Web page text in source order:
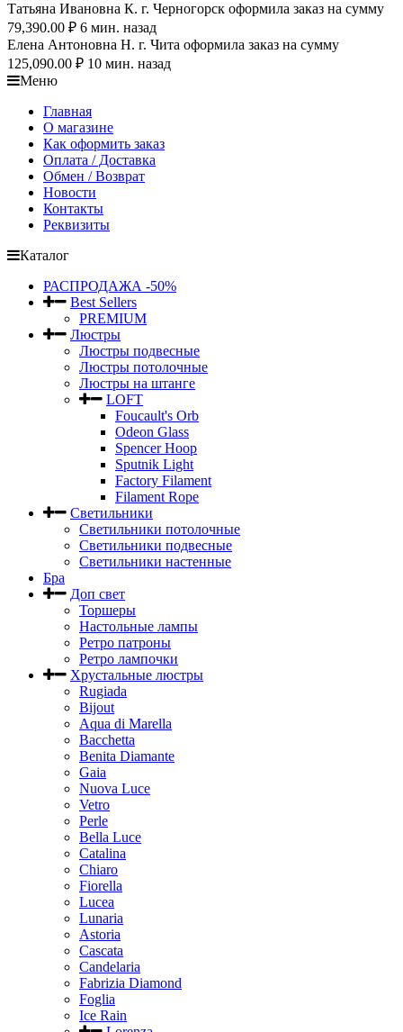
Татьяна Ивановна К. г. Черногорск оформила заказ на сумму
79,390.00 ₽ 6 мин. назад
Елена Антоновна Н. г. Чита оформила заказ на сумму
125,090.00 ₽ 10 мин. назад
Меню
Главная
О магазине
Как оформить заказ
Оплата / Доставка
Обмен / Возврат
Новости
Контакты
Реквизиты
Каталог
РАСПРОДАЖА -50%
Best Sellers
PREMIUM
Люстры
Люстры подвесные
Люстры потолочные
Люстры на штанге
LOFT
Foucault's Orb
Odeon Glass
Spencer Hoop
Sputnik Light
Factory Filament
Filament Rope
Светильники
Светильники потолочные
Светильники подвесные
Светильники настенные
Бра
Доп свет
Торшеры
Настольные лампы
Ретро патроны
Ретро лампочки
Хрустальные люстры
Rugiada
Bijout
Aqua di Marella
Bacchetta
Benita Diamante
Gaia
Nuova Luce
Vetro
Perle
Bella Luce
Сatalina
Chiaro
Fiorella
Lucea
Lunaria
Astoria
Cascata
Candelaria
Fabrizia Diamond
Foglia
Ice Rain